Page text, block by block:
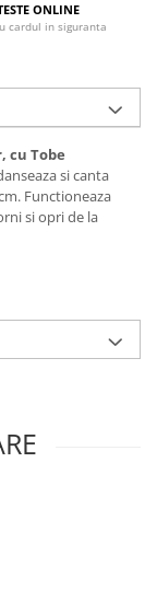
ONLINE
cardul in siguranta
cu Tobe
si canta
Functioneaza
si opri de la